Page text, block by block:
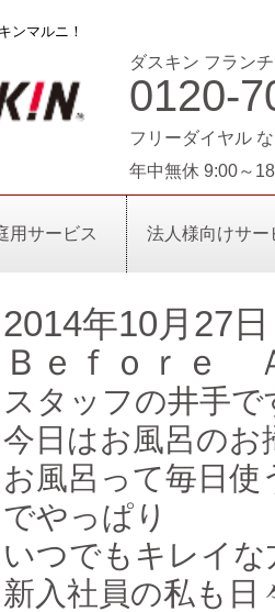
ンマルニ！
ダスキン フラン
0120-
フリーダイヤル
年中無休 9:00～
用サービス 法人様向けサー
2014年10月27日
Ｂｅｆｏｒｅ
スタッフの井手で
今日はお風呂のお
お風呂って毎日
でやっぱり
いつでもキレイ
新入社員の私も日